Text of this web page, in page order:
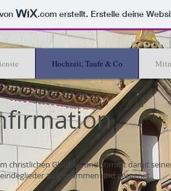
.com erstellt. Erstelle deine
Hochzeit, Taufe & Co
christlichen Glauben und stimmt damit
aufgenommen und gesegnet.